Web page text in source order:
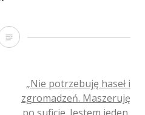
„Czasem
sobie
„Nie potrzebuję haseł i
zgromadzeń. Maszeruję